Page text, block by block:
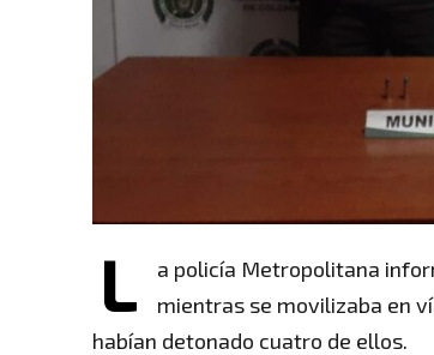
L
a policía Metropolitana
mientras se movilizaba en
habían detonado cuatro de ellos.